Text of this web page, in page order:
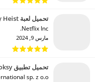
تحميل لعبة Money Heist مهكرة للاندرويد 2024
Netflix Inc.‏
مارس 9, 2024
تحميل تطبيق Booksy مهكر للاندرويد 2024
sp. z o.o.‏